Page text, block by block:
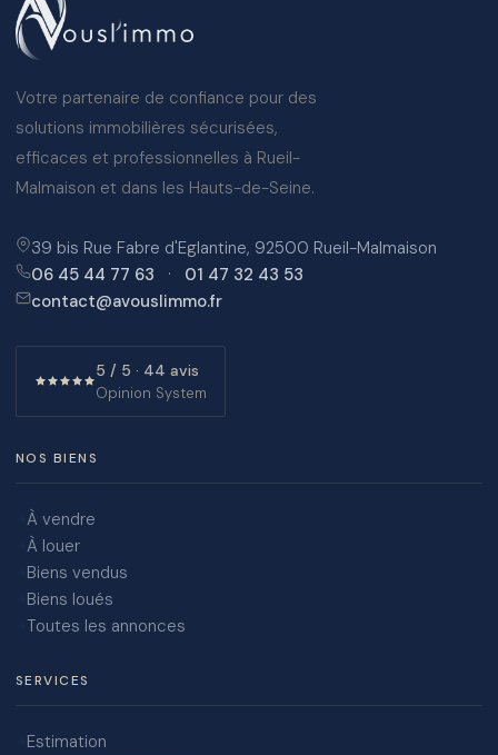
Votre partenaire de confiance pour des
solutions immobilières sécurisées,
efficaces et professionnelles à Rueil-
Malmaison et dans les Hauts-de-Seine.
39 bis Rue Fabre d'Eglantine, 92500 Rueil-Malmaison
06 45 44 77 63 · 01 47 32 43 53
contact@avouslimmo.fr
5 / 5 · 44 avis
Opinion System
NOS BIENS
À vendre
À louer
Biens vendus
Biens loués
Toutes les annonces
SERVICES
Estimation